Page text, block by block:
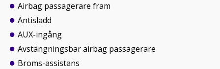
Airbag passagerare fram
Antisladd
AUX-ingång
Avstängningsbar airbag passagerare
Broms-assistans